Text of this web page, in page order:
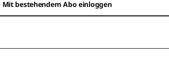
Mit bestehendem Abo einloggen